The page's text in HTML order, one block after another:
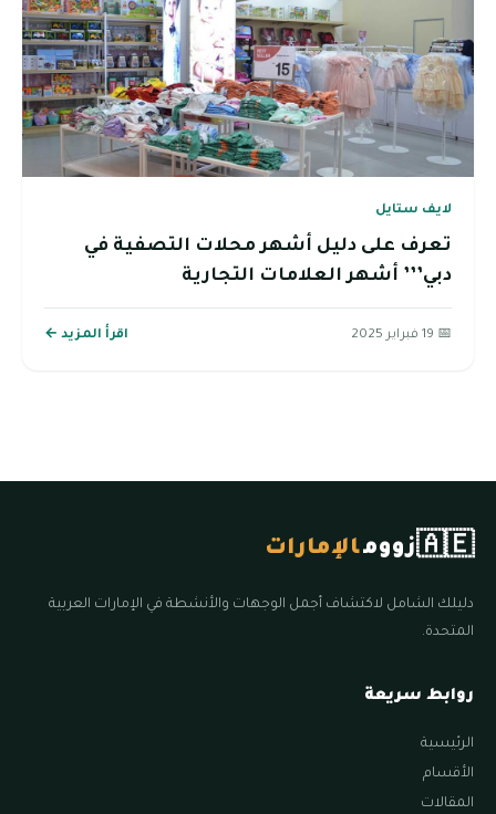
لايف ستايل
تعرف على دليل أشهر محلات التصفية في
دبي’’’ أشهر العلامات التجارية
📅 19 فبراير 2025 اقرأ المزيد ←
🇦🇪زوومالإمارات
دليلك الشامل لاكتشاف أجمل الوجهات والأنشطة في الإمارات العربية
المتحدة.
روابط سريعة
الرئيسية
الأقسام
المقالات